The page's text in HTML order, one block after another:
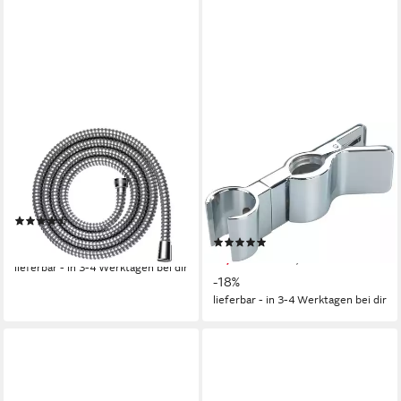
HANSGROHE
Brauseschlauch Metaflex
Brauseschlauch chrom - alle
Längen
(13)
22,59 €
(11,30 €/ 1 m)
lieferbar - in 3-4 Werktagen bei dir
Brausehalter Duschkopfhalter
Metall Chrom, Universal-
Handbrausehalterung zum
Klemmen, für Stangen mit Ø
19-25 mm
17,37 €
-18%
lieferbar - in 3-4 Werktagen bei dir